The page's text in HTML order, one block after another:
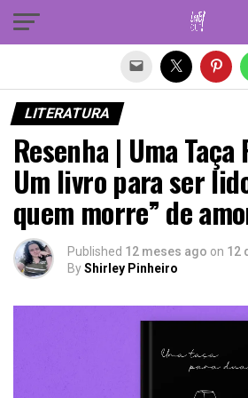
LITERATURA
Resenha | Uma Taça
Um livro para ser
quem morre” de
Published 12 meses ago on 12
ByShirley Pinheiro
Sair da versão